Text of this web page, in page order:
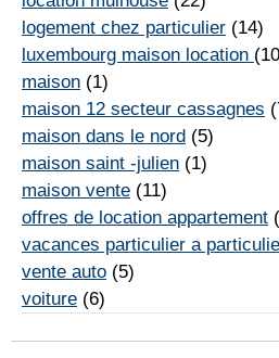
logement chez particulier (14)
luxembourg maison location
maison (1)
maison 12 secteur cassagnes
maison dans le nord (5)
maison saint -julien (1)
maison vente (11)
offres de location appartement
vacances particulier a
vente auto (5)
voiture (6)